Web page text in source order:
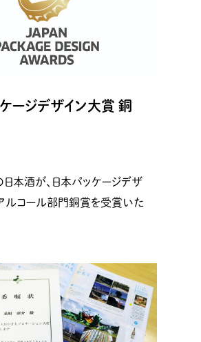
ージデザイン大賞 銅
本酒が、日本パッケージデザ
ルコール部門銅賞を受賞いた